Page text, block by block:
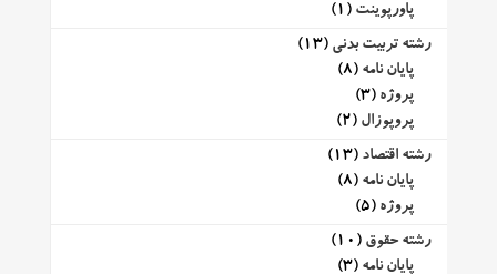
پاورپوینت (1)
رشته تربیت بدنی (13)
پایان نامه (8)
پروژه (3)
پروپوزال (2)
رشته اقتصاد (13)
پایان نامه (8)
پروژه (5)
رشته حقوق (10)
پایان نامه (3)